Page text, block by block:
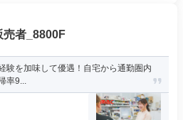
売者_8800F
験を加味して優遇！自宅から通勤圏内
率9...